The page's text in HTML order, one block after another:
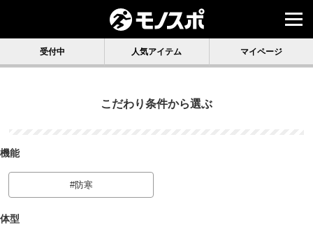
受付中 人気アイテム マイページ
こだわり条件から選ぶ
機能
防寒
体型